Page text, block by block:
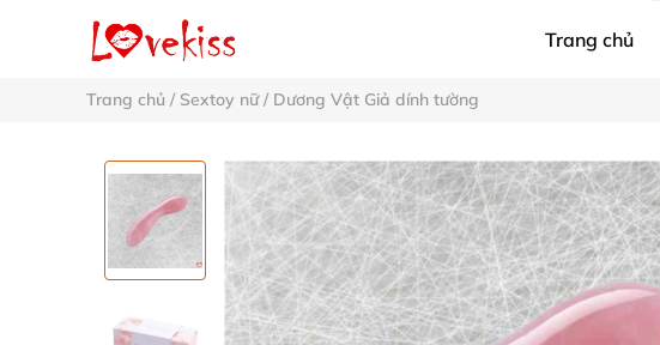
Trang chủ
Trang chủ / Sextoy nữ/ Dương Vật Giả dính tường